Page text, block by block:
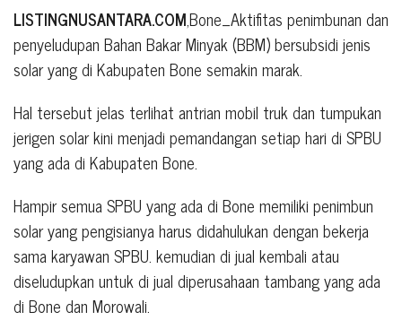
LISTINGNUSANTARA.COM,Bone_Aktifitas penimbunan dan
penyeludupan Bahan Bakar Minyak (BBM) bersubsidi jenis
solar yang di Kabupaten Bone semakin marak.
Hal tersebut jelas terlihat antrian mobil truk dan tumpukan
jerigen solar kini menjadi pemandangan setiap hari di SPBU
yang ada di Kabupaten Bone.
Hampir semua SPBU yang ada di Bone memiliki penimbun
solar yang pengisianya harus didahulukan dengan bekerja
sama karyawan SPBU. kemudian di jual kembali atau
diseludupkan untuk di jual diperusahaan tambang yang ada
di Bone dan Morowali.